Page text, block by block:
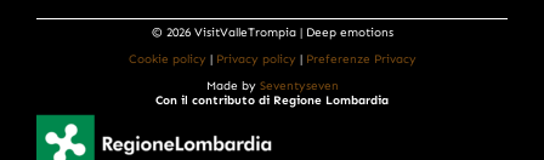
© 2026 VisitValleTrompia | Deep emotions
Cookie policy | Privacy policy | Preferenze Privacy
Made by Seventyseven
Con il contributo di Regione Lombardia